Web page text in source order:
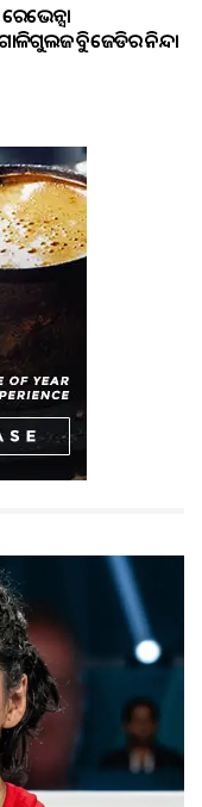
ରେଭେନ୍ସା
ବିଜେଡିର ନିନ୍ଦା